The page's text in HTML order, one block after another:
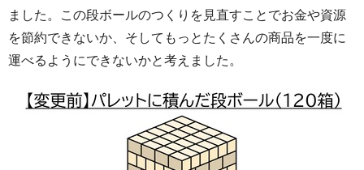
ました。この段ボールのつくりを見直すことでお金や資源
を節約できないか、そしてもっとたくさんの商品を一度に
運べるようにできないかと考えました。